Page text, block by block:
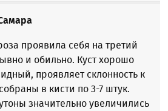
проявила себя на третий
и обильно. Куст хорошо
проявляет склонность к
в кисти по 3-7 штук.
значительно увеличились